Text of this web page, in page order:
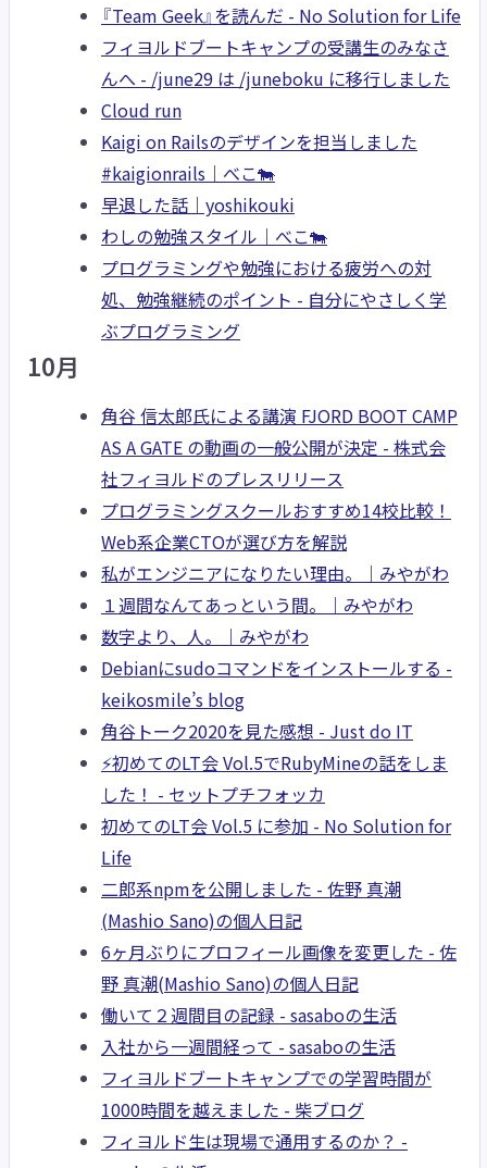
『Team Geek』を読んだ - No Solution for Life
フィヨルドブートキャンプの受講生のみなさ
んへ - /june29 は /juneboku に移行しました
Cloud run
Kaigi on Railsのデザインを担当しました
#kaigionrails｜べこ🐄
早退した話｜yoshikouki
わしの勉強スタイル｜べこ🐄
プログラミングや勉強における疲労への対
処、勉強継続のポイント - 自分にやさしく学
ぶプログラミング
10月
角谷 信太郎氏による講演 FJORD BOOT CAMP
AS A GATE の動画の一般公開が決定 - 株式会
社フィヨルドのプレスリリース
プログラミングスクールおすすめ14校比較！
Web系企業CTOが選び方を解説
私がエンジニアになりたい理由。｜みやがわ
１週間なんてあっという間。｜みやがわ
数字より、人。｜みやがわ
Debianにsudoコマンドをインストールする -
keikosmile’s blog
角谷トーク2020を見た感想 - Just do IT
⚡️初めてのLT会 Vol.5でRubyMineの話をしま
した！ - セットプチフォッカ
初めてのLT会 Vol.5 に参加 - No Solution for
Life
二郎系npmを公開しました - 佐野 真潮
(Mashio Sano)の個人日記
6ヶ月ぶりにプロフィール画像を変更した - 佐
野 真潮(Mashio Sano)の個人日記
働いて２週間目の記録 - sasaboの生活
入社から一週間経って - sasaboの生活
フィヨルドブートキャンプでの学習時間が
1000時間を越えました - 柴ブログ
フィヨルド生は現場で通用するのか？ -